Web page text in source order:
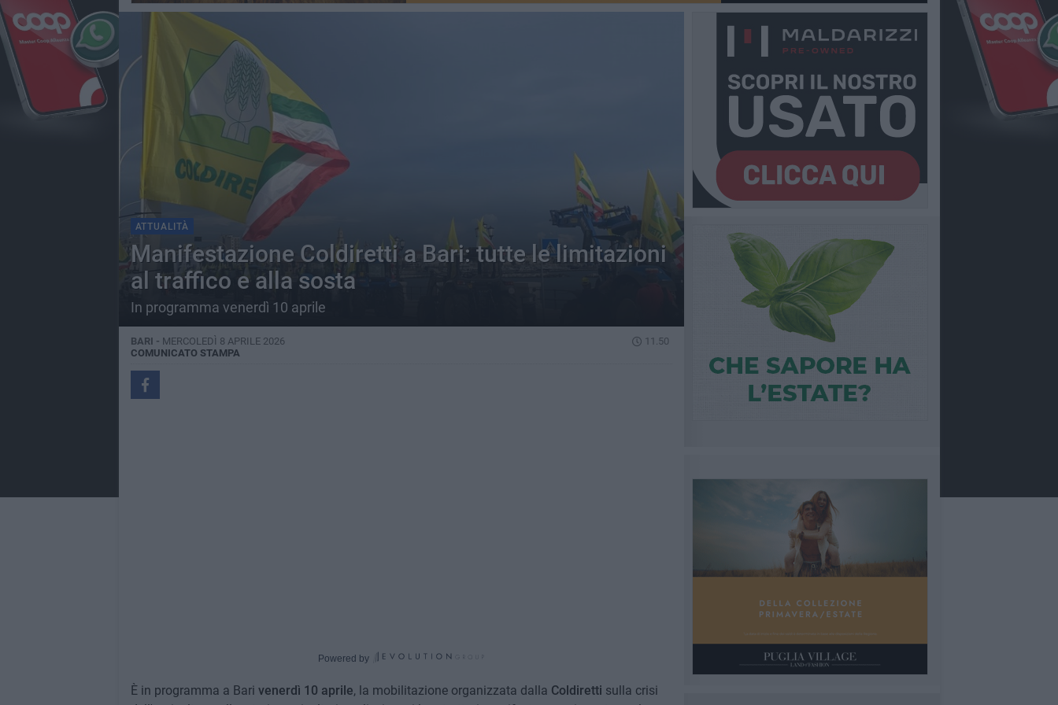
ATTUALITÀ
Manifestazione Coldiretti a Bari: tutte le limitazioni
al traffico e alla sosta
In programma venerdì 10 aprile
BARI - MERCOLEDÌ 8 APRILE 2026
11.50
COMUNICATO STAMPA
Powered by
È in programma a Bari venerdì 10 aprile, la mobilitazione organizzata dalla Coldiretti sulla crisi